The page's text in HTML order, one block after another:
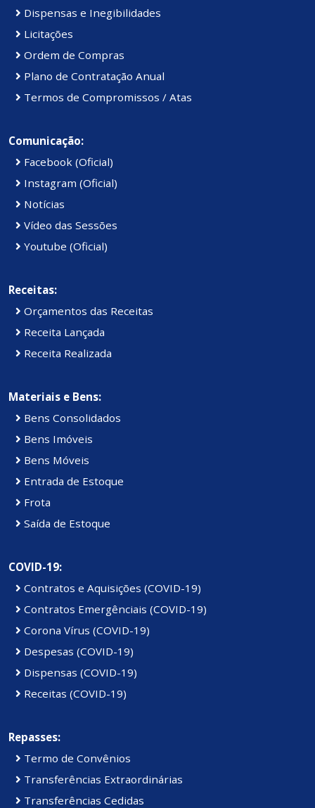
Dispensas e Inegibilidades
Licitações
Ordem de Compras
Plano de Contratação Anual
Termos de Compromissos / Atas
Comunicação:
Facebook (Oficial)
Instagram (Oficial)
Notícias
Vídeo das Sessões
Youtube (Oficial)
Receitas:
Orçamentos das Receitas
Receita Lançada
Receita Realizada
Materiais e Bens:
Bens Consolidados
Bens Imóveis
Bens Móveis
Entrada de Estoque
Frota
Saída de Estoque
COVID-19:
Contratos e Aquisições (COVID-19)
Contratos Emergênciais (COVID-19)
Corona Vírus (COVID-19)
Despesas (COVID-19)
Dispensas (COVID-19)
Receitas (COVID-19)
Repasses:
Termo de Convênios
Transferências Extraordinárias
Transferências Cedidas